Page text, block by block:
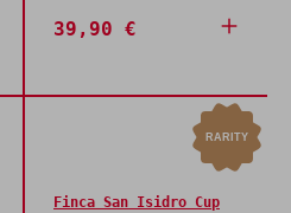
39,90 €
RARITY
Finca San Isidro Cup